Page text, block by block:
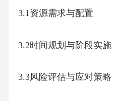
3.1资源需求与配置
3.2时间规划与阶段实施
3.3风险评估与应对策略